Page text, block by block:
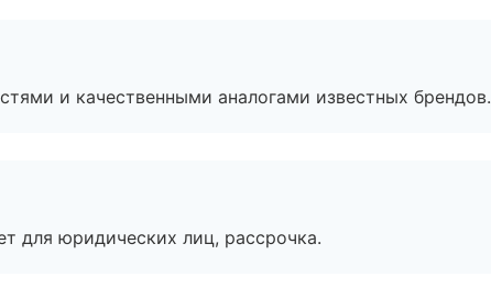
и качественными аналогами известных брендов.
для юридических лиц, рассрочка.